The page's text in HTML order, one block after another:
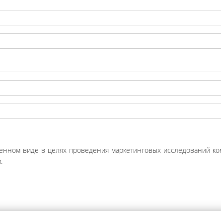
виде в целях проведения маркетинговых исследований